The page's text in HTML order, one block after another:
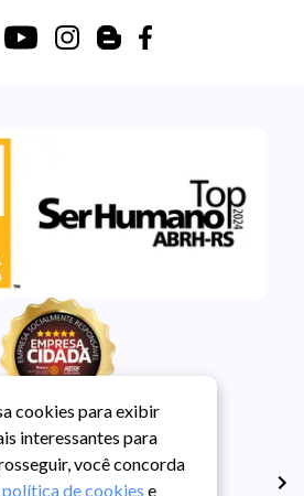
cookies para exibir
interessantes para
você concorda
política de cookies e